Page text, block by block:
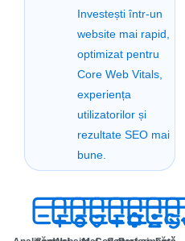
Investești într-un
website mai rapid,
optimizat pentru
Core Web Vitals,
experiența
utilizatorilor și
rezultate SEO mai
bune.